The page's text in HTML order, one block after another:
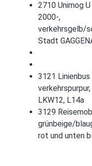
2710 Unimog
2000-,
verkehrsgelb/
Stadt
3121
LKW12, L14a
3129
grünbeige/
rot und unten